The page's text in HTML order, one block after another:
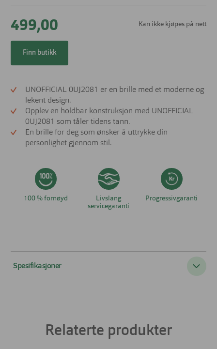
499,00 Kan ikke kjøpes på nett
Finn butikk
UNOFFICIAL 0UJ2081 er en brille med et moderne og
lekent design.
Opplev en holdbar konstruksjon med UNOFFICIAL
0UJ2081 som tåler tidens tann.
En brille for deg som ønsker å uttrykke din
personlighet gjennom stil.
100 % fornøyd
Livslang
servicegaranti
Progressivgaranti
Spesifikasjoner
Relaterte produkter